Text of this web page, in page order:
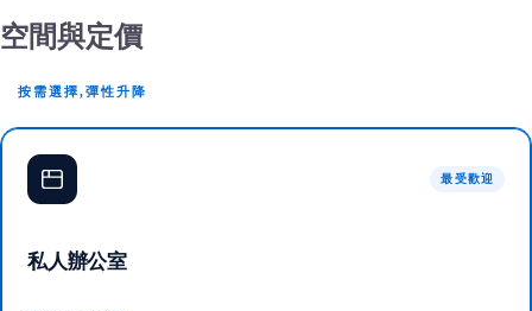
空間與定價
按需選擇,彈性升降
最受歡迎
私人辦公室